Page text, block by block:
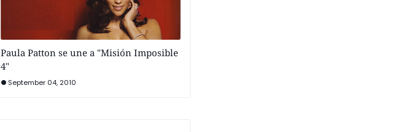
Paula Patton se une a "Misión Imposible
4"
September 04, 2010